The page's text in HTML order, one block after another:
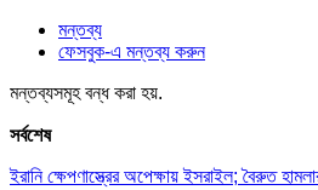
মন্তব্য
ফেসবুক-এ মন্তব্য করুন
মন্তব্যসমূহ বন্ধ করা হয়.
সর্বশেষ
ইরানি ক্ষেপণাস্ত্রের অপেক্ষায় ইসরাইল; বৈরুত